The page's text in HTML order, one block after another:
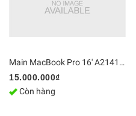
Main MacBook Pro 16' A2141 820-01700-A
15.000.000₫
Còn hàng